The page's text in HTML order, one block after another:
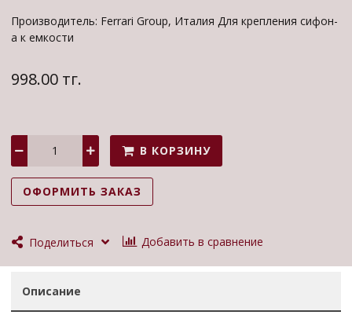
Производитель: Ferrari Group, Италия Для крепления сифон-
а к емкости
998.00 тг.
В КОРЗИНУ
ОФОРМИТЬ ЗАКАЗ
Поделиться Добавить в сравнение
Описание